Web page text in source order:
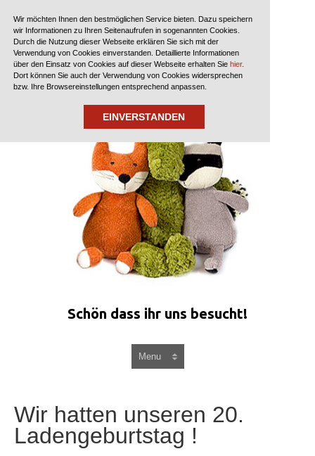
Wir möchten Ihnen den bestmöglichen Service bieten. Dazu speichern
wir Informationen zu Ihren Seitenaufrufen in sogenannten Cookies.
Durch die Nutzung dieser Webseite erklären Sie sich mit der
Verwendung von Cookies einverstanden. Detaillierte Informationen
über den Einsatz von Cookies auf dieser Webseite erhalten Siehier.
Dort können Sie auch der Verwendung von Cookies widersprechen
bzw. Ihre Browsereinstellungen entsprechend anpassen.
EINVERSTANDEN
Schön dass ihr uns besucht!
Wir hatten unseren 20.
Ladengeburtstag !